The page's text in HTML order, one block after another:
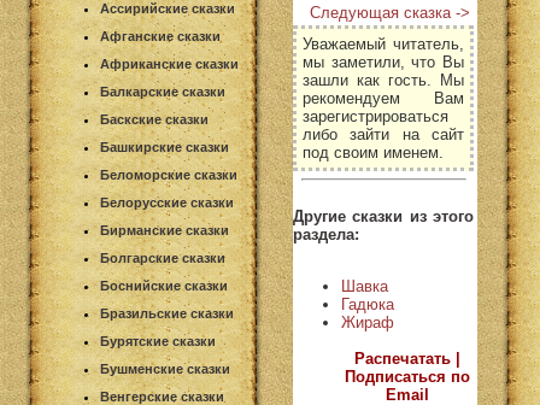
Ассирийские сказки
Афганские сказки
Африканские сказки
Балкарские сказки
Баскские сказки
Башкирские сказки
Беломорские сказки
Белорусские сказки
Бирманские сказки
Болгарские сказки
Боснийские сказки
Бразильские сказки
Бурятские сказки
Бушменские сказки
Венгерские сказки
Следующая сказка ->
Уважаемый читатель,
мы заметили, что Вы
зашли как гость. Мы
рекомендуем Вам
зарегистрироваться
либо зайти на сайт
под своим именем.
Другие сказки из этого
раздела:
Шавка
Гадюка
Жираф
Распечатать |
Подписаться по
Email